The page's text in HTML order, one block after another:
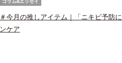
＃今月の推しアイテム｜「ニキビ予防
ンケア